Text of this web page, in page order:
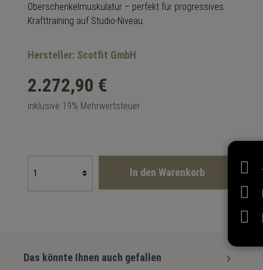
Oberschenkelmuskulatur – perfekt für progressives
Krafttraining auf Studio-Niveau.
Hersteller: Scotfit GmbH
2.272,90 €
inklusive 19% Mehrwertsteuer
In den Warenkorb
Das könnte Ihnen auch gefallen